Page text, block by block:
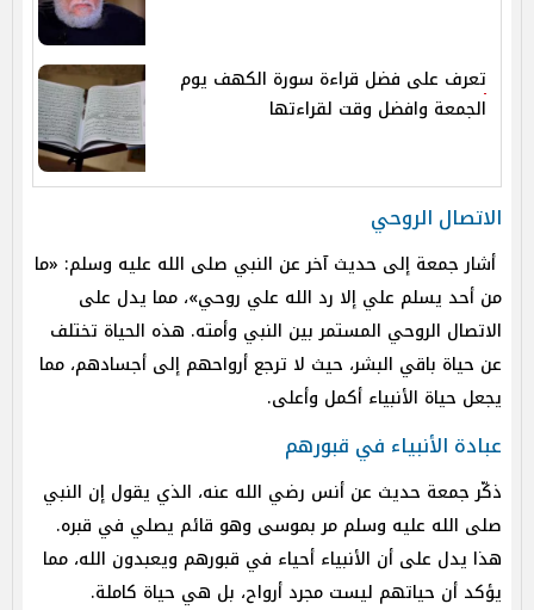
تعرف على فضل قراءة سورة الكهف يوم
الجمعة وافضل وقت لقراءتها
الاتصال الروحي
أشار جمعة إلى حديث آخر عن النبي صلى الله عليه وسلم: «ما
من أحد يسلم علي إلا رد الله علي روحي»، مما يدل على
الاتصال الروحي المستمر بين النبي وأمته. هذه الحياة تختلف
عن حياة باقي البشر، حيث لا ترجع أرواحهم إلى أجسادهم، مما
يجعل حياة الأنبياء أكمل وأعلى.
عبادة الأنبياء في قبورهم
ذكّر جمعة حديث عن أنس رضي الله عنه، الذي يقول إن النبي
صلى الله عليه وسلم مر بموسى وهو قائم يصلي في قبره.
هذا يدل على أن الأنبياء أحياء في قبورهم ويعبدون الله، مما
يؤكد أن حياتهم ليست مجرد أرواح، بل هي حياة كاملة.